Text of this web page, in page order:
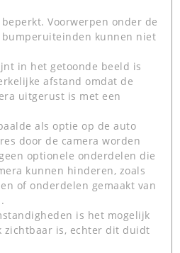
Voorwerpen onder de
kunnen niet
in het getoonde beeld is
afstand omdat de
uitgerust is met een
als optie op de auto
door de camera worden
optionele onderdelen die
kunnen hinderen, zoals
of onderdelen gemaakt van
is het mogelijk
zichtbaar is, echter dit duidt